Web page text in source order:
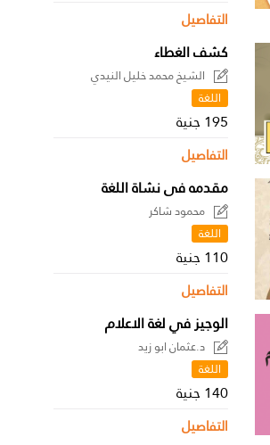
التفاصيل
كشف الغطاء
الشيخ محمد خليل النيدي
اللغة
195 جنية
التفاصيل
مقدمه فى نشاة اللغة
محمود شاكر
اللغة
110 جنية
التفاصيل
الوجيز في لغة الاعلام
د.عثمان ابو زيد
اللغة
140 جنية
التفاصيل